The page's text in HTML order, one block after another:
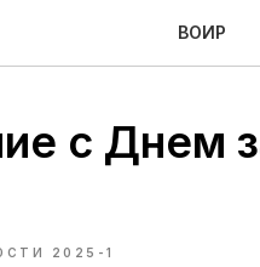
ВОИР
с Днем
2025-1